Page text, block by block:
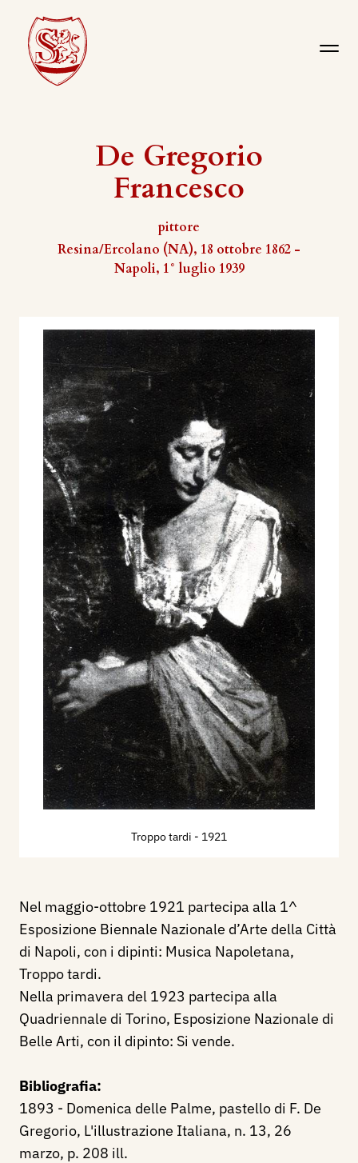
De Gregorio
Francesco
pittore
Resina/Ercolano (NA), 18 ottobre 1862 -
Napoli, 1° luglio 1939
Troppo tardi - 1921
Nel maggio-ottobre 1921 partecipa alla 1^
Esposizione Biennale Nazionale d’Arte della Città
di Napoli, con i dipinti: Musica Napoletana,
Troppo tardi.
Nella primavera del 1923 partecipa alla
Quadriennale di Torino, Esposizione Nazionale di
Belle Arti, con il dipinto: Si vende.
Bibliografia:
1893 - Domenica delle Palme, pastello di F. De
Gregorio, L'illustrazione Italiana, n. 13, 26
marzo, p. 208 ill.